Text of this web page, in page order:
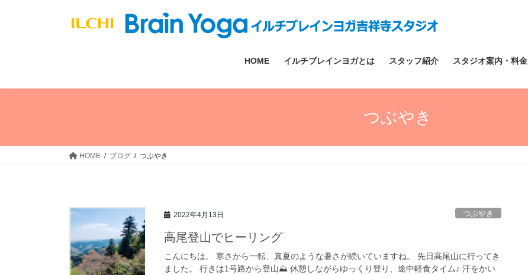
ス
ン
HOME イルチブレインヨガとは スタッフ紹介 スタジオ案内・料金
つぶやき
HOME ブログ つぶやき
2022年4月13日 つぶやき
高尾登山でヒーリング
こんにちは。 寒さから一転、真夏のような暑さが続いていますね。 先日高尾山に行ってき
ました。 行きは1号路から登山⛰ 休憩しながらゆっくり登り、途中軽食タイム♪ 汗をかい